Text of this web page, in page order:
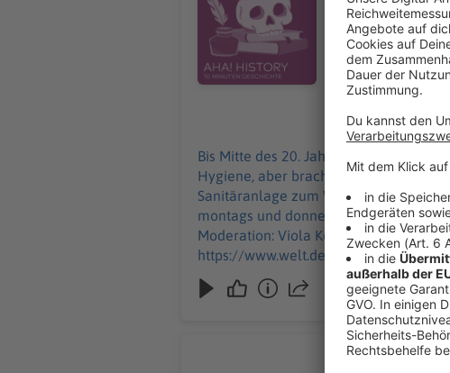
Geschichte" ist
uns über Feedback an history@welt.de.
Impressum:
https://
02.01.2025
Bis Mitte des 20. Jahrhunderts hatten
Hygiene, aber brachten auch die
Sanitäranlage zum Wellnesstempel. "Aha! History – Zehn Minuten Geschichte" ist der neue History-Podcast von WELT. Immer
montags und donnerstags ab 6 Uhr. Wir freuen uns über Feedback an history@welt.de. Produktion: Serdar Deniz Redaktion,
Moderation: Viola Koegst Impressum: https://www.welt.de/services/article7893735/Impressum.html Datenschutz:
https://www.welt.de/services/
Atlantropa –